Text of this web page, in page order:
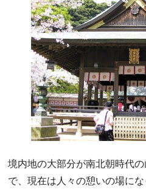
境内地の大部分が南北朝時代
で、現在は人々の憩いの場に